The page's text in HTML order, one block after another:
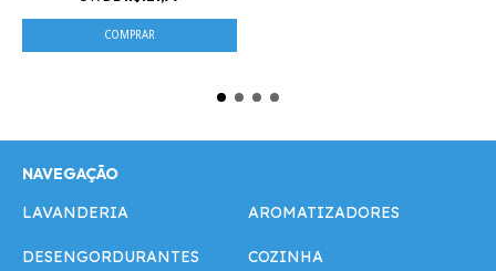
NAVEGAÇÃO
LAVANDERIA
AROMATIZADORES
DESENGORDURANTES COZINHA